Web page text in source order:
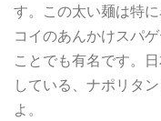
す。この太い麺は特
コイのあんかけスパ
ことでも有名です。
している、ナポリタ
よ。